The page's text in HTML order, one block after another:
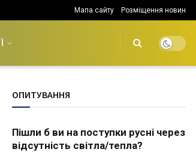
Мапа сайту Розміщення новин
ОПИТУВАННЯ
Пішли б ви на поступки русні через
відсутність світла/тепла?